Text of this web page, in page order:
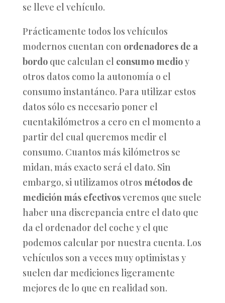
se lleve el vehículo.
Prácticamente todos los vehículos
modernos cuentan con ordenadores de a
bordoque calculan el consumo medioy
otros datos como la autonomía o el
consumo instantáneo. Para utilizar estos
datos sólo es necesario poner el
cuentakilómetros a cero en el momento a
partir del cual queremos medir el
consumo. Cuantos más kilómetros se
midan, más exacto será el dato. Sin
embargo, si utilizamos otros métodos de
medición más efectivosveremos que suele
haber una discrepancia entre el dato que
da el ordenador del coche y el que
podemos calcular por nuestra cuenta. Los
vehículos son a veces muy optimistas y
suelen dar mediciones ligeramente
mejores de lo que en realidad son.